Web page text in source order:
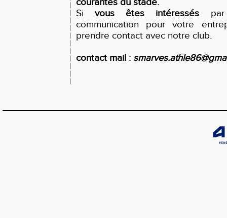
Sivous êtes intéressés par
communication pour votre
prendre contact avec notre club.
contact mail :